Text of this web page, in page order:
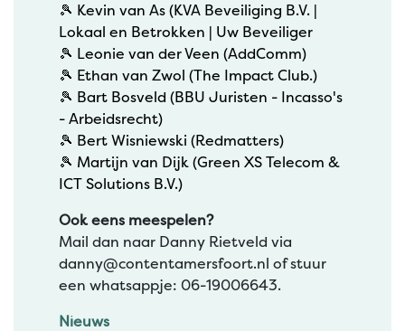
🎾 Kevin van As (KVA Beveiliging B.V. |
Lokaal en Betrokken | Uw Beveiliger
🎾 Leonie van der Veen (AddComm)
🎾 Ethan van Zwol (The Impact Club.)
🎾 Bart Bosveld (BBU Juristen - Incasso's
- Arbeidsrecht)
🎾 Bert Wisniewski (Redmatters)
🎾 Martijn van Dijk (Green XS Telecom &
ICT Solutions B.V.)
Ook eens meespelen?
Mail dan naar Danny Rietveld via
danny@contentamersfoort.nl of stuur
een whatsappje: 06-19006643.
Nieuws